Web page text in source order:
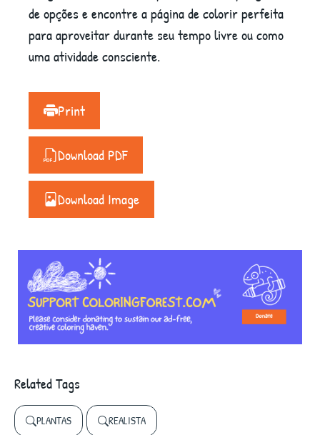
de opções e encontre a página de colorir perfeita
para aproveitar durante seu tempo livre ou como
uma atividade consciente.
Print
Download PDF
Download Image
Related Tags
PLANTAS REALISTA